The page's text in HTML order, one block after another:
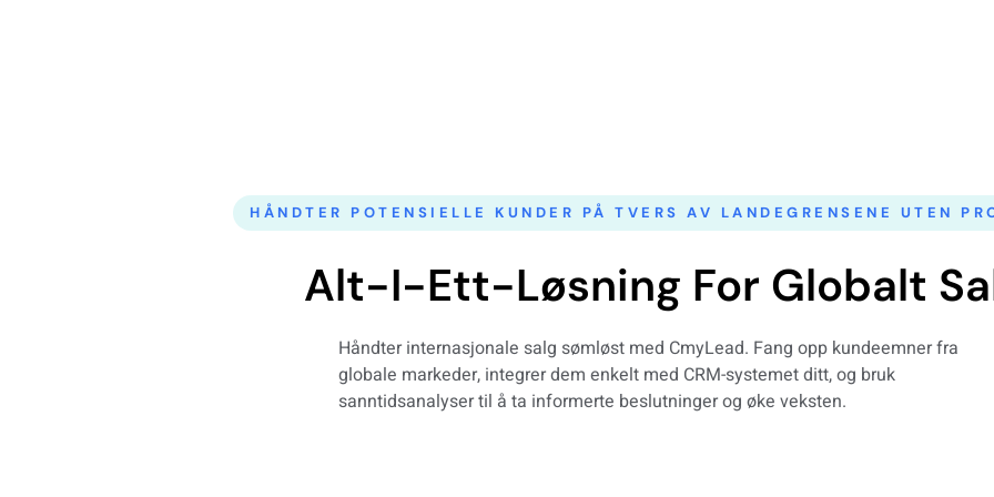
HÅNDTER POTENSIELLE KUNDER PÅ TVERS AV LANDEGRENSENE UTEN
Alt-I-Ett-Løsning For Globalt
Håndter internasjonale salg sømløst med CmyLead. Fang opp kundeemner fra
globale markeder, integrer dem enkelt med CRM-systemet ditt, og bruk
sanntidsanalyser til å ta informerte beslutninger og øke veksten.